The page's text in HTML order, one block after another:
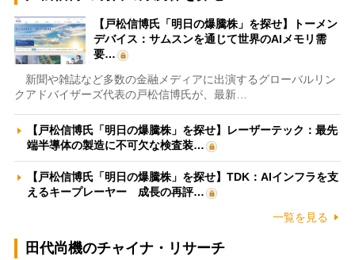
【戸松信博氏「明日の爆騰株」を探せ】トーメン
デバイス：サムスンを通じて世界のAIメモリ需
要…
新聞や雑誌など多数の金融メディアに出演するグローバルリン
クアドバイザーズ代表の戸松信博氏が、最新…
【戸松信博氏「明日の爆騰株」を探せ】レーザーテック：最先
端半導体の製造に不可欠な検査装…
【戸松信博氏「明日の爆騰株」を探せ】TDK：AIインフラを支
えるキープレーヤー 成長の再評…
一覧を見る
田代尚機のチャイナ・リサーチ